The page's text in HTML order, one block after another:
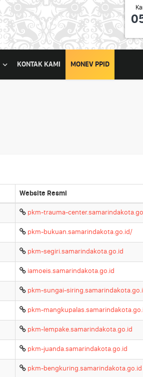
KONTAK KAMI MONEV PPID
Website Resmi
pkm-trauma-
pkm-bukuan.samarindakota.go.id/
pkm-segiri.samarindakota.go.id
iamoeis.samarindakota.go.id
pkm-sungai-
pkm-
pkm-lempake.samarindakota.go.id
pkm-juanda.samarindakota.go.id
pkm-bengkuring.samarindakota.go.id